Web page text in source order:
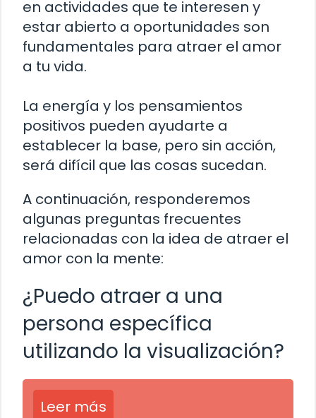
en actividades que te interesen y
estar abierto a oportunidades son
fundamentales para atraer el amor
a tu vida.
La energía y los pensamientos
positivos pueden ayudarte a
establecer la base, pero sin acción,
será difícil que las cosas sucedan.
A continuación, responderemos
algunas preguntas frecuentes
relacionadas con la idea de atraer el
amor con la mente:
¿Puedo atraer a una
persona específica
utilizando la visualización?
Leer más